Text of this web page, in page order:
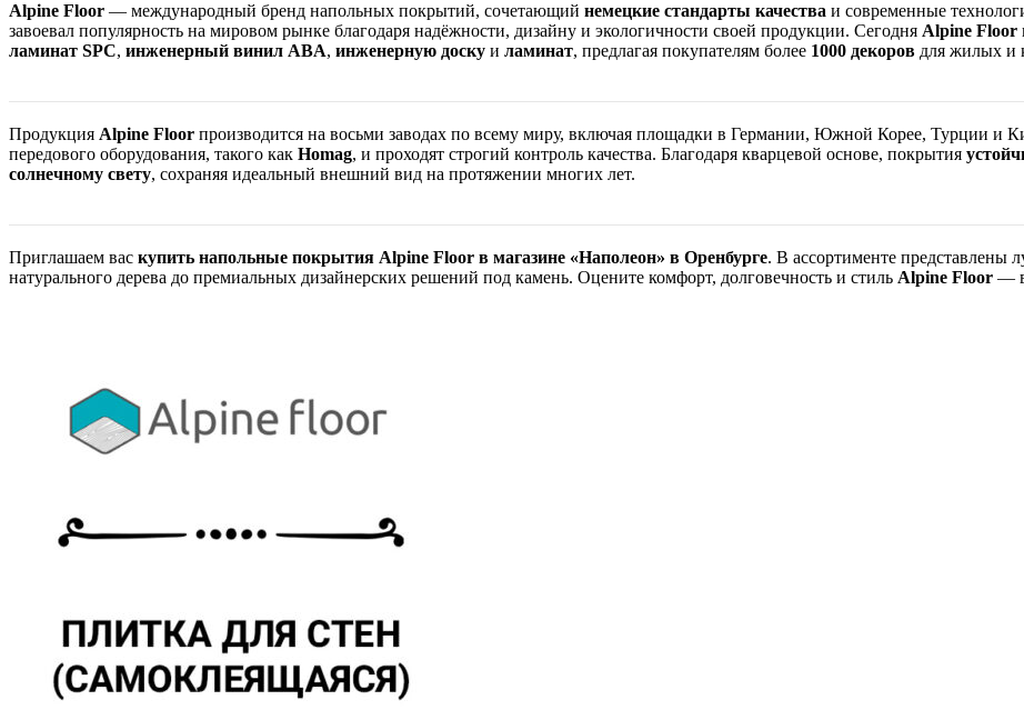
Alpine Floor — международный бренд напольных покрытий, сочетающий немецкие стандарты качества и современные
завоевал популярность на мировом рынке благодаря надёжности, дизайну и экологичности своей продукции. Сегодня Alpine Floor
ламинат SPC, инженерный винил ABA, инженерную доску и ламинат, предлагая покупателям более 1000 декоров для жилых и
Продукция Alpine Floor производится на восьми заводах по всему миру, включая площадки в Германии, Южной Корее, Турции и
передового оборудования, такого как Homag, и проходят строгий контроль качества. Благодаря кварцевой основе, покрытия
солнечному свету, сохраняя идеальный внешний вид на протяжении многих лет.
Приглашаем вас купить напольные покрытия Alpine Floor в магазине «Наполеон» в Оренбурге. В ассортименте представлены
натурального дерева до премиальных дизайнерских решений под камень. Оцените комфорт, долговечность и стиль Alpine Floor —